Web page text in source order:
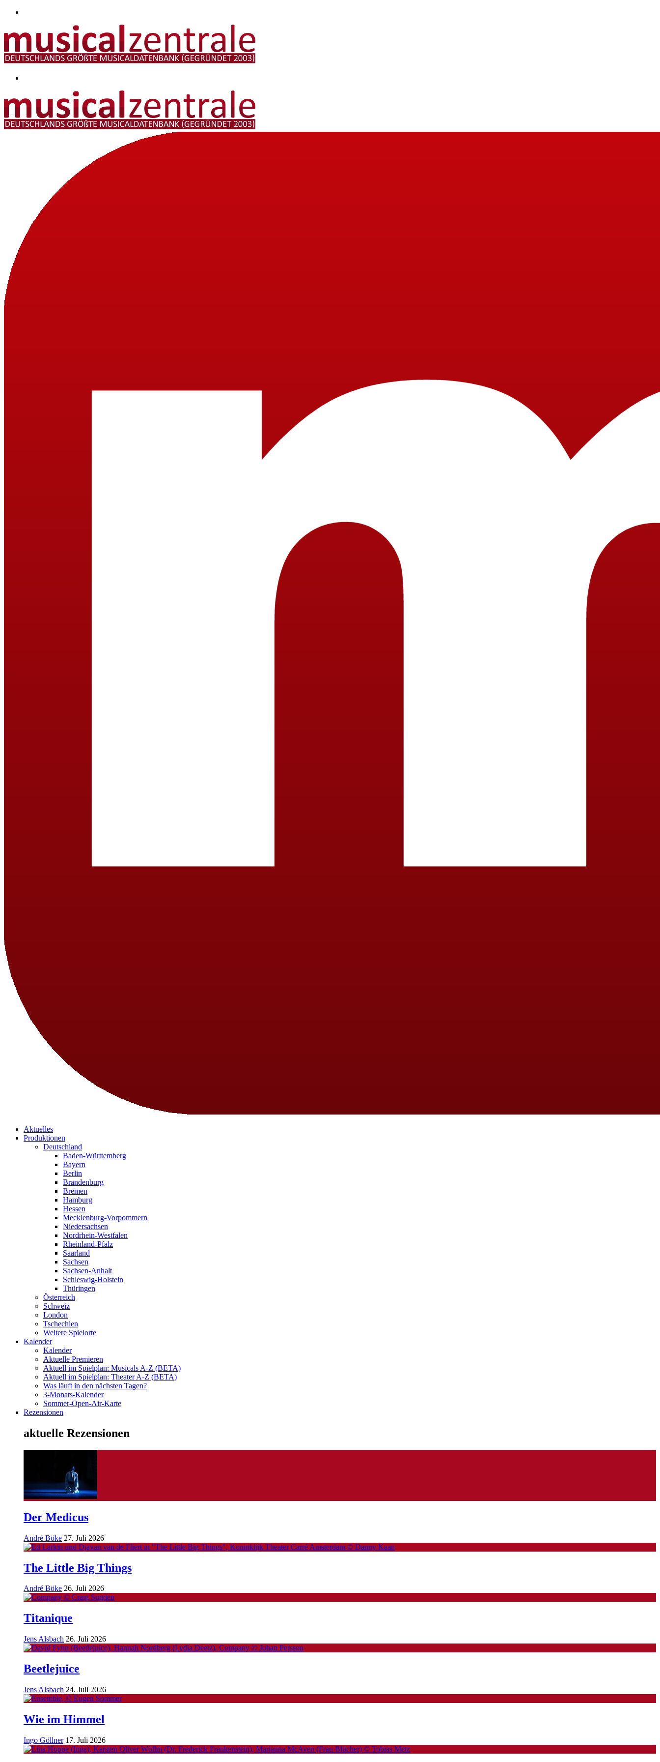
Aktuelles
Produktionen
Deutschland
Baden-Württemberg
Bayern
Berlin
Brandenburg
Bremen
Hamburg
Hessen
Mecklenburg-Vorpommern
Niedersachsen
Nordrhein-Westfalen
Rheinland-Pfalz
Saarland
Sachsen
Sachsen-Anhalt
Schleswig-Holstein
Thüringen
Österreich
Schweiz
London
Tschechien
Weitere Spielorte
Kalender
Kalender
Aktuelle Premieren
Aktuell im Spielplan: Musicals A-Z (BETA)
Aktuell im Spielplan: Theater A-Z (BETA)
Was läuft in den nächsten Tagen?
3-Monats-Kalender
Sommer-Open-Air-Karte
Rezensionen
aktuelle Rezensionen
Der Medicus
André Böke 27. Juli 2026
The Little Big Things
André Böke 26. Juli 2026
Titanique
Jens Alsbach 26. Juli 2026
Beetlejuice
Jens Alsbach 24. Juli 2026
Wie im Himmel
Ingo Göllner 17. Juli 2026